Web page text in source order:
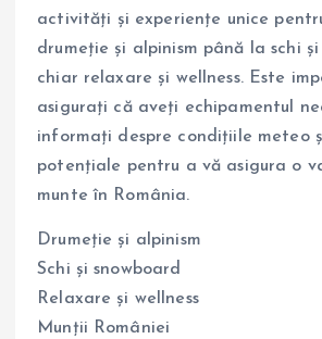
activități și experiențe unice
drumeție și alpinism până la schi și
chiar relaxare și wellness. Este
asigurați că aveți echipamentul
informați despre condițiile meteo
potențiale pentru a vă asigura o
munte în România.
Drumeție și alpinism
Schi și snowboard
Relaxare și wellness
Munții României